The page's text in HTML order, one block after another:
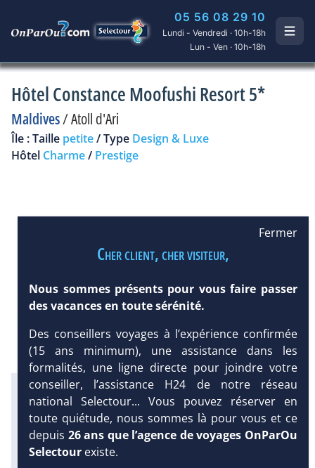
05 56 08 29 10
Lundi - Vendredi · 10h-18h
Lun - Ven · 10h-18h
Hôtel Constance Moofushi Resort 5*
Maldives/Atoll d'Ari
Île : Taille petite/ Type Design & Luxe
Hôtel Charme/ Prestige
Infos météo :
29 °C
160 mm
29 °C
Infos plages :
Dist.
Distance:
Long.
Longueur
Esp.
Fermer
Cher client, cher visiteur,
Nous sommes présents pour vous faire passer
des vacances en toute sérénité.
Des conseillers voyages à l’expérience confirmée
(15 ans minimum), une assistance dans les
formalités, une ligne directe pour joindre votre
conseiller, l’assistance H24 de notre réseau
national Selectour... Vous pouvez réserver en
toute quiétude, nous sommes là pour vous et ce
depuis 26 ans que l’agence de voyages OnParOu
Selectour existe.